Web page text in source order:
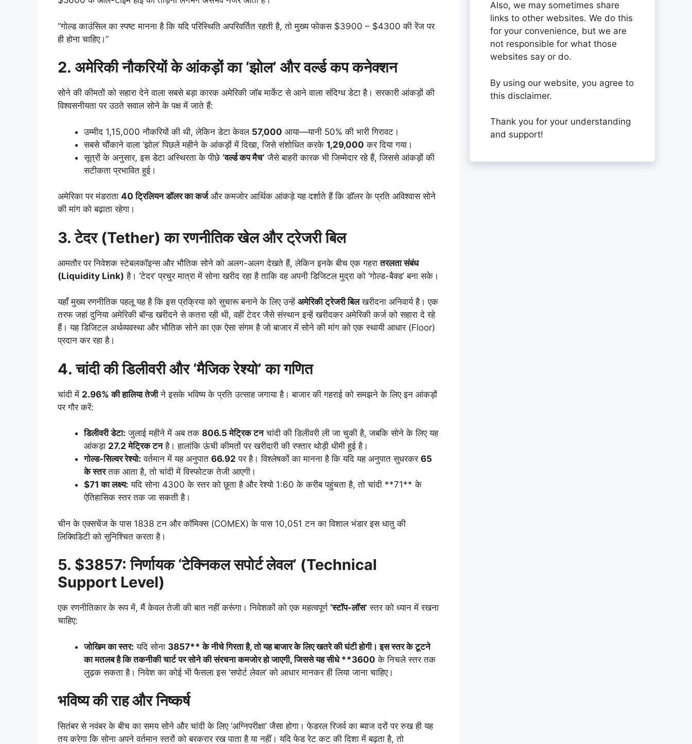
“गोल्ड काउंसिल का स्पष्ट मानना है कि यदि परिस्थिति अपरिवर्तित रहती है, तो मुख्य फोकस $3900 – $4300 की रेंज पर
ही होना चाहिए।”
2. अमेरिकी नौकरियों के आंकड़ों का ‘झोल’ और वर्ल्ड कप कनेक्शन
सोने की कीमतों को सहारा देने वाला सबसे बड़ा कारक अमेरिकी जॉब मार्केट से आने वाला संदिग्ध डेटा है। सरकारी आंकड़ों की
विश्वसनीयता पर उठते सवाल सोने के पक्ष में जाते हैं:
उम्मीद 1,15,000 नौकरियों की थी, लेकिन डेटा केवल 57,000 आया—यानी 50% की भारी गिरावट।
सबसे चौंकाने वाला ‘झोल’ पिछले महीने के आंकड़ों में दिखा, जिसे संशोधित करके 1,29,000 कर दिया गया।
सूत्रों के अनुसार, इस डेटा अस्थिरता के पीछे ‘वर्ल्ड कप मैच’ जैसे बाहरी कारक भी जिम्मेदार रहे हैं, जिससे आंकड़ों की
सटीकता प्रभावित हुई।
अमेरिका पर मंडराता 40 ट्रिलियन डॉलर का कर्जऔर कमजोर आर्थिक आंकड़े यह दर्शाते हैं कि डॉलर के प्रति अविश्वास सोने
की मांग को बढ़ाता रहेगा।
3. टेदर (Tether) का रणनीतिक खेल और ट्रेजरी बिल
आमतौर पर निवेशक स्टेबलकॉइन्स और भौतिक सोने को अलग-अलग देखते हैं, लेकिन इनके बीच एक गहरातरलता संबंध
(Liquidity Link) है। ‘टेदर’ प्रचुर मात्रा में सोना खरीद रहा है ताकि वह अपनी डिजिटल मुद्रा को ‘गोल्ड-बैक्ड’ बना सके।
यहाँ मुख्य रणनीतिक पहलू यह है कि इस प्रक्रिया को सुचारू बनाने के लिए उन्हें अमेरिकी ट्रेजरी बिलखरीदना अनिवार्य है। एक
तरफ जहां दुनिया अमेरिकी बॉन्ड खरीदने से कतरा रही थी, वहीं टेदर जैसे संस्थान इन्हें खरीदकर अमेरिकी कर्ज को सहारा दे रहे
हैं। यह डिजिटल अर्थव्यवस्था और भौतिक सोने का एक ऐसा संगम है जो बाजार में सोने की मांग को एक स्थायी आधार (Floor)
प्रदान कर रहा है।
4. चांदी की डिलीवरी और ‘मैजिक रेश्यो’ का गणित
चांदी में 2.96% की हालिया तेजीने इसके भविष्य के प्रति उत्साह जगाया है। बाजार की गहराई को समझने के लिए इन आंकड़ों
पर गौर करें:
डिलीवरी डेटा: जुलाई महीने में अब तक 806.5 मेट्रिक टनचांदी की डिलीवरी ली जा चुकी है, जबकि सोने के लिए यह
आंकड़ा 27.2 मेट्रिक टनहै। हालांकि ऊंची कीमतों पर खरीदारी की रफ्तार थोड़ी धीमी हुई है।
गोल्ड-सिल्वर रेश्यो: वर्तमान में यह अनुपात 66.92 पर है। विश्लेषकों का मानना है कि यदि यह अनुपात सुधरकर 65
के स्तरतक आता है, तो चांदी में विस्फोटक तेजी आएगी।
$71 का लक्ष्य: यदि सोना 4300 के स्तर को छूता है और रेश्यो 1:60 के करीब पहुंचता है, तो चांदी **71** के
ऐतिहासिक स्तर तक जा सकती है।
चीन के एक्सचेंज के पास 1838 टन और कॉमिक्स (COMEX) के पास 10,051 टन का विशाल भंडार इस धातु की
लिक्विडिटी को सुनिश्चित करता है।
5. $3857: निर्णायक ‘टेक्निकल सपोर्ट लेवल’ (Technical
Support Level)
एक रणनीतिकार के रूप में, मैं केवल तेजी की बात नहीं करूंगा। निवेशकों को एक महत्वपूर्ण ‘स्टॉप-लॉस’ स्तर को ध्यान में रखना
चाहिए:
जोखिम का स्तर: यदि सोना 3857** के नीचे गिरता है, तो यह बाजार के लिए खतरे की घंटी होगी। इस स्तर के टूटने
का मतलब है कि तकनीकी चार्ट पर सोने की संरचना कमजोर हो जाएगी, जिससे यह सीधे **3600 के निचले स्तर तक
लुढ़क सकता है। निवेश का कोई भी फैसला इस ‘सपोर्ट लेवल’ को आधार मानकर ही लिया जाना चाहिए।
भविष्य की राह और निष्कर्ष
सितंबर से नवंबर के बीच का समय सोने और चांदी के लिए ‘अग्निपरीक्षा’ जैसा होगा। फेडरल रिजर्व का ब्याज दरों पर रुख ही यह
तय करेगा कि सोना अपने वर्तमान स्तरों को बरकरार रख पाता है या नहीं। यदि फेड रेट कट की दिशा में बढ़ता है, तो
Also, we may sometimes share
links to other websites. We do this
for your convenience, but we are
not responsible for what those
websites say or do.
By using our website, you agree to
this disclaimer.
Thank you for your understanding
and support!